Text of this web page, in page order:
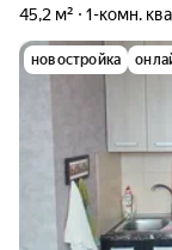
45,2 м² 1-комн.
новостройка